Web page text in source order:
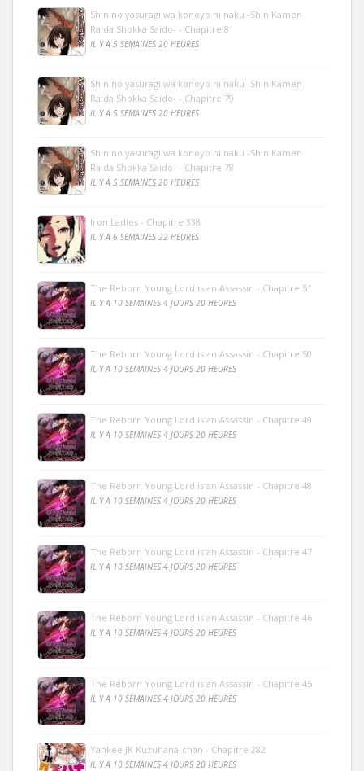
Shin no yasuragi wa konoyo ni naku -Shin Kamen
Raida Shokka Saido- - Chapitre 81
IL Y A 5 SEMAINES 20 HEURES
Shin no yasuragi wa konoyo ni naku -Shin Kamen
Raida Shokka Saido- - Chapitre 79
IL Y A 5 SEMAINES 20 HEURES
Shin no yasuragi wa konoyo ni naku -Shin Kamen
Raida Shokka Saido- - Chapitre 78
IL Y A 5 SEMAINES 20 HEURES
Iron Ladies - Chapitre 338
IL Y A 6 SEMAINES 22 HEURES
The Reborn Young Lord is an Assassin - Chapitre 51
IL Y A 10 SEMAINES 4 JOURS 20 HEURES
The Reborn Young Lord is an Assassin - Chapitre 50
IL Y A 10 SEMAINES 4 JOURS 20 HEURES
The Reborn Young Lord is an Assassin - Chapitre 49
IL Y A 10 SEMAINES 4 JOURS 20 HEURES
The Reborn Young Lord is an Assassin - Chapitre 48
IL Y A 10 SEMAINES 4 JOURS 20 HEURES
The Reborn Young Lord is an Assassin - Chapitre 47
IL Y A 10 SEMAINES 4 JOURS 20 HEURES
The Reborn Young Lord is an Assassin - Chapitre 46
IL Y A 10 SEMAINES 4 JOURS 20 HEURES
The Reborn Young Lord is an Assassin - Chapitre 45
IL Y A 10 SEMAINES 4 JOURS 20 HEURES
Yankee JK Kuzuhana-chan - Chapitre 282
IL Y A 10 SEMAINES 4 JOURS 20 HEURES